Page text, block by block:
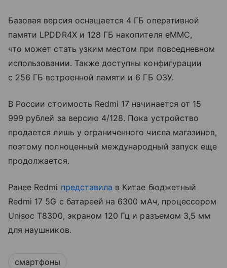
Базовая версия оснащается 4 ГБ оперативной
памяти LPDDR4X и 128 ГБ накопителя eMMC,
что может стать узким местом при повседневном
использовании. Также доступны конфигурации
с 256 ГБ встроенной памяти и 6 ГБ ОЗУ.
В России стоимость Redmi 17 начинается от 15
999 рублей за версию 4/128. Пока устройство
продается лишь у ограниченного числа магазинов,
поэтому полноценный международный запуск еще
продолжается.
Ранее Redmi представила в Китае бюджетный
Redmi 17 5G с батареей на 6300 мАч, процессором
Unisoc T8300, экраном 120 Гц и разъемом 3,5 мм
для наушников.
смартфоны